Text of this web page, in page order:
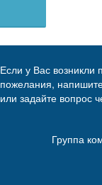
Если у Вас возникли
пожелания,
или задайте вопрос
Группа